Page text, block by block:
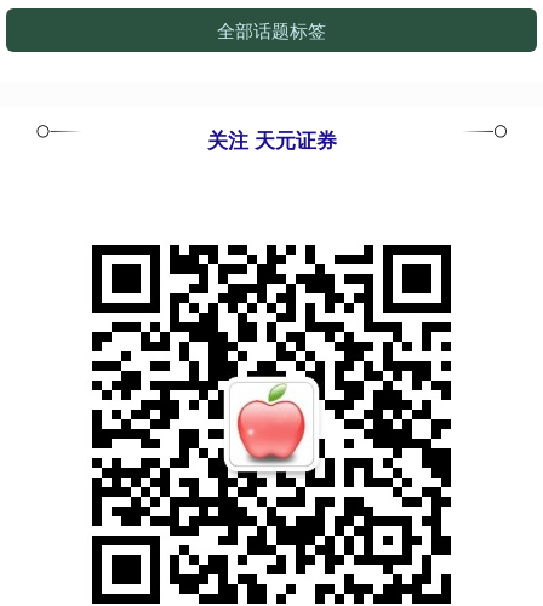
全部话题标签
关注 天元证券